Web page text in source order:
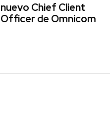
Chief Client
de Omnicom